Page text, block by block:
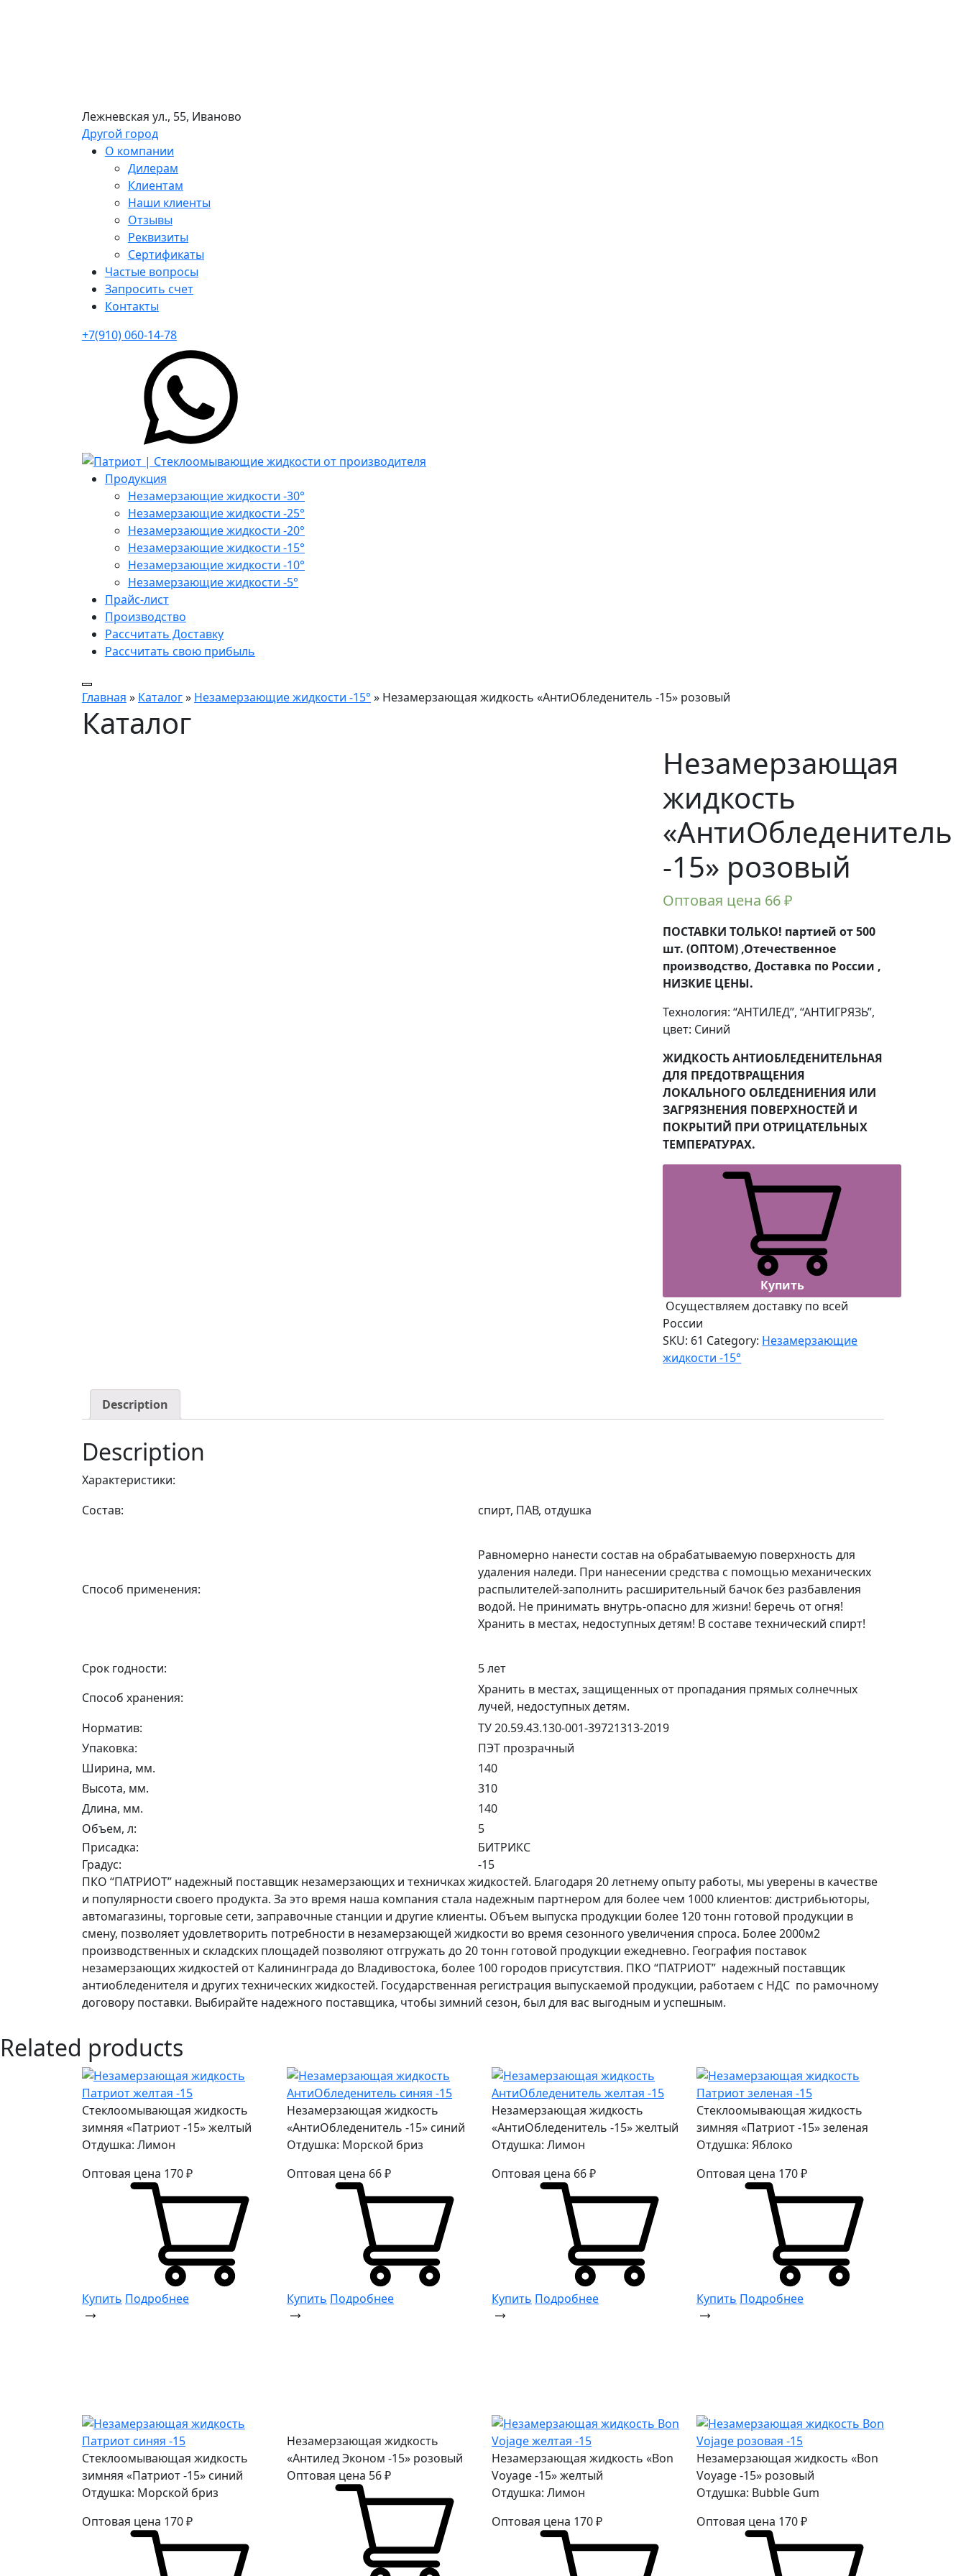
Лежневская ул., 55, Иваново
Другой город
О компании
Дилерам
Клиентам
Наши клиенты
Отзывы
Реквизиты
Сертификаты
Частые вопросы
Запросить счет
Контакты
+7(910) 060-14-78
Продукция
Незамерзающие жидкости -30°
Незамерзающие жидкости -25°
Незамерзающие жидкости -20°
Незамерзающие жидкости -15°
Незамерзающие жидкости -10°
Незамерзающие жидкости -5°
Прайс-лист
Производство
Рассчитать Доставку
Рассчитать свою прибыль
Главная » Каталог» Незамерзающие жидкости -15° » Незамерзающая жидкость «АнтиОбледенитель -15» розовый
Каталог
Незамерзающая
жидкость
«АнтиОбледенитель
-15» розовый
Оптовая цена 66₽
ПОСТАВКИ ТОЛЬКО! партией от 500
шт. (ОПТОМ) ,Отечественное
производство, Доставка по России ,
НИЗКИЕ ЦЕНЫ.
Технология: “АНТИЛЕД”, “АНТИГРЯЗЬ”,
цвет: Синий
ЖИДКОСТЬ АНТИОБЛЕДЕНИТЕЛЬНАЯ
ДЛЯ ПРЕДОТВРАЩЕНИЯ
ЛОКАЛЬНОГО ОБЛЕДЕНИЕНИЯ ИЛИ
ЗАГРЯЗНЕНИЯ ПОВЕРХНОСТЕЙ И
ПОКРЫТИЙ ПРИ ОТРИЦАТЕЛЬНЫХ
ТЕМПЕРАТУРАХ.
Купить
Осуществляем доставку по всей
России
SKU: 61 Category: Незамерзающие
жидкости -15°
Description
Description
Характеристики:
Состав:
спирт, ПАВ, отдушка
Способ применения:
Равномерно нанести состав на обрабатываемую поверхность для
удаления наледи. При нанесении средства с помощью механических
распылителей-заполнить расширительный бачок без разбавления
водой. Не принимать внутрь-опасно для жизни! беречь от огня!
Хранить в местах, недоступных детям! В составе технический спирт!
Срок годности:
5 лет
Способ хранения:
Хранить в местах, защищенных от пропадания прямых солнечных
лучей, недоступных детям.
Норматив:
ТУ 20.59.43.130-001-39721313-2019
Упаковка:
ПЭТ прозрачный
Ширина, мм.
140
Высота, мм.
310
Длина, мм.
140
Объем, л:
5
Присадка:
БИТРИКС
Градус:
-15
ПКО “ПАТРИОТ” надежный поставщик незамерзающих и техничках жидкостей. Благодаря 20 летнему опыту работы, мы уверены в качестве
и популярности своего продукта. За это время наша компания стала надежным партнером для более чем 1000 клиентов: дистрибьюторы,
автомагазины, торговые сети, заправочные станции и другие клиенты. Объем выпуска продукции более 120 тонн готовой продукции в
смену, позволяет удовлетворить потребности в незамерзающей жидкости во время сезонного увеличения спроса. Более 2000м2
производственных и складских площадей позволяют отгружать до 20 тонн готовой продукции ежедневно. География поставок
незамерзающих жидкостей от Калининграда до Владивостока, более 100 городов присутствия. ПКО “ПАТРИОТ” надежный поставщик
антиобледенителя и других технических жидкостей. Государственная регистрация выпускаемой продукции, работаем с НДС по рамочному
договору поставки. Выбирайте надежного поставщика, чтобы зимний сезон, был для вас выгодным и успешным.
Related products
Стеклоомывающая жидкость
зимняя «Патриот -15» желтый
Отдушка: Лимон
Оптовая цена 170₽
Купить Подробнее
Незамерзающая жидкость
«АнтиОбледенитель -15» синий
Отдушка: Морской бриз
Оптовая цена 66₽
Купить Подробнее
Незамерзающая жидкость
«АнтиОбледенитель -15» желтый
Отдушка: Лимон
Оптовая цена 66₽
Купить Подробнее
Стеклоомывающая жидкость
зимняя «Патриот -15» зеленая
Отдушка: Яблоко
Оптовая цена 170₽
Купить Подробнее
Стеклоомывающая жидкость
зимняя «Патриот -15» синий
Отдушка: Морской бриз
Оптовая цена 170₽
Незамерзающая жидкость
«Антилед Эконом -15» розовый
Оптовая цена 56₽
Незамерзающая жидкость «Bon
Voyage -15» желтый
Отдушка: Лимон
Оптовая цена 170₽
Незамерзающая жидкость «Bon
Voyage -15» розовый
Отдушка: Bubble Gum
Оптовая цена 170₽